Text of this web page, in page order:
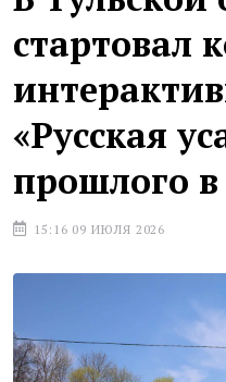
стартовал
«Русская
прошлого
15:16 09 ИЮЛЯ 2026